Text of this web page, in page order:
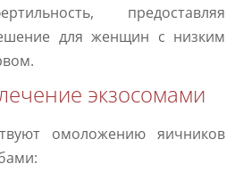
предоставляя
для женщин с низким
экзосомами
омоложению яичников